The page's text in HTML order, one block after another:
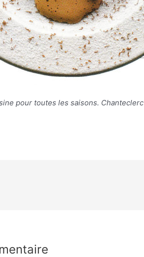
pour toutes les saisons. Chanteclerc